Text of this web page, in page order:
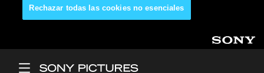
Rechazar todas las cookies no esenciales